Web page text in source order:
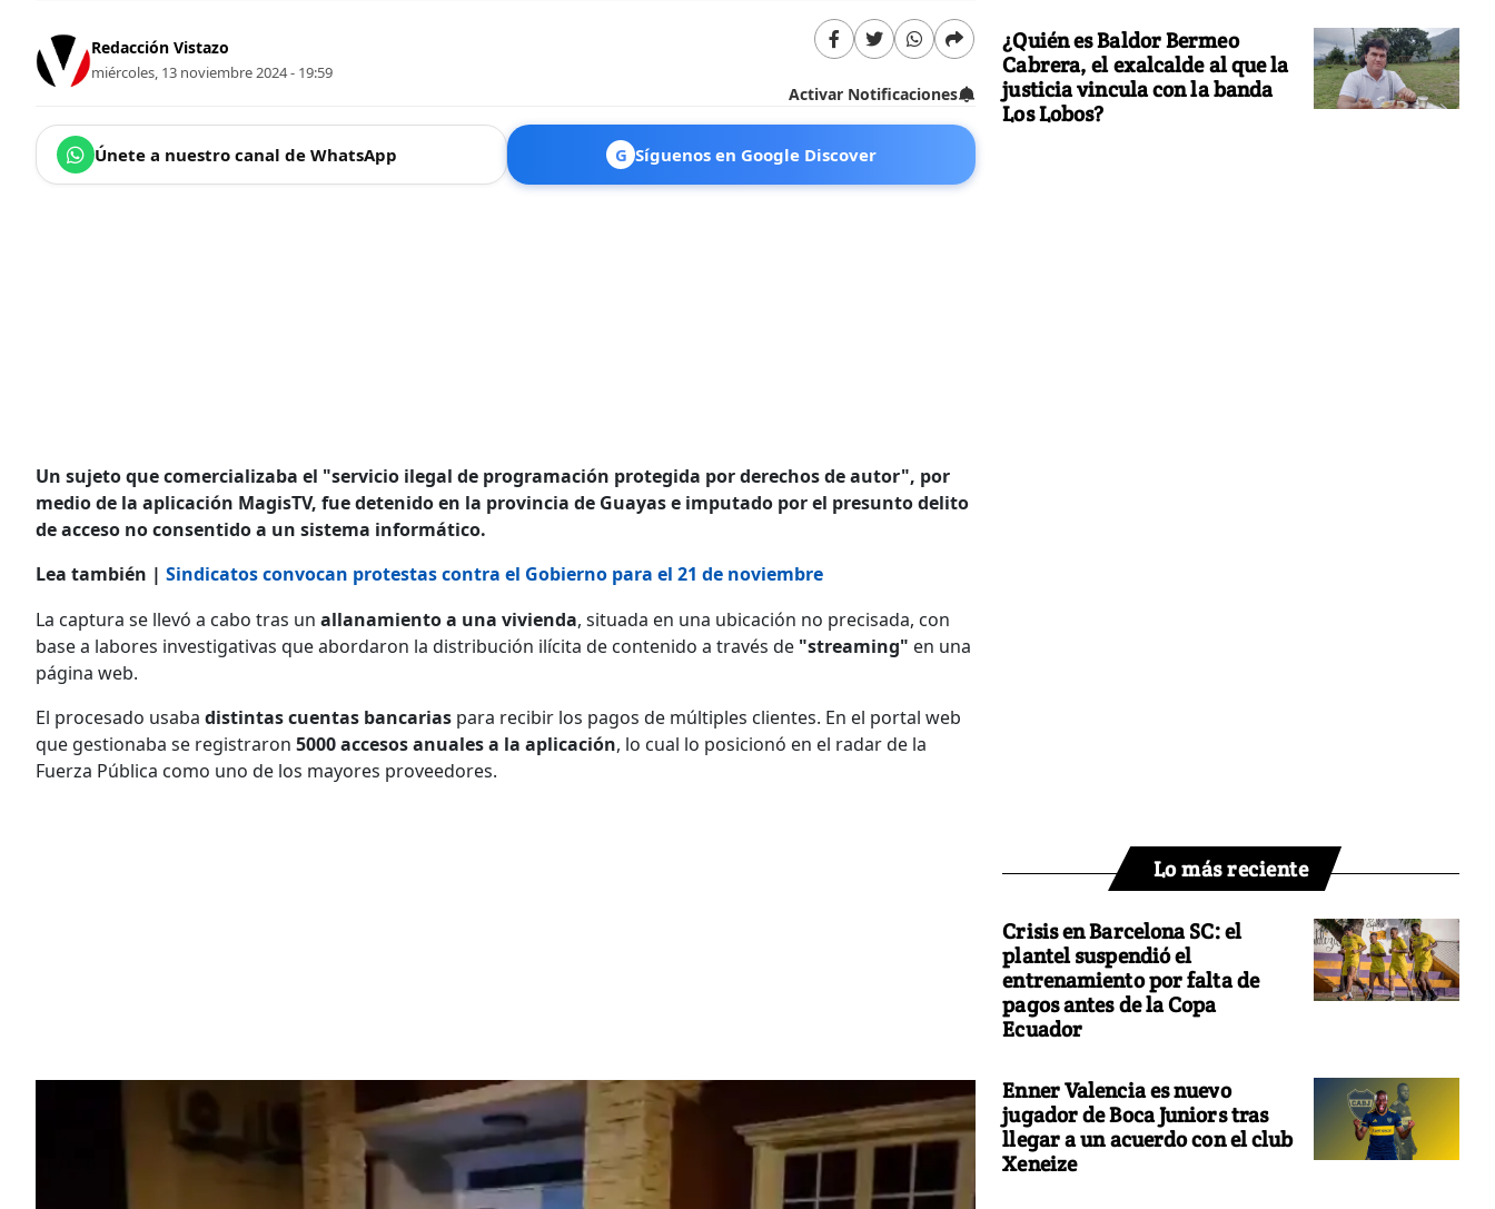
Redacción Vistazo
miércoles, 13 noviembre 2024 - 19:59
Activar Notificaciones
Únete a nuestro canal de WhatsApp G Síguenos en Google Discover
Un sujeto que comercializaba el "servicio ilegal de programación protegida por derechos de autor", por
medio de la aplicación MagisTV, fue detenido en la provincia de Guayas e imputado por el presunto delito
de acceso no consentido a un sistema informático.
Lea también | Sindicatos convocan protestas contra el Gobierno para el 21 de noviembre
La captura se llevó a cabo tras un allanamiento a una vivienda, situada en una ubicación no precisada, con
base a labores investigativas que abordaron la distribución ilícita de contenido a través de "streaming" en una
página web.
El procesado usaba distintas cuentas bancarias para recibir los pagos de múltiples clientes. En el portal web
que gestionaba se registraron 5000 accesos anuales a la aplicación, lo cual lo posicionó en el radar de la
Fuerza Pública como uno de los mayores proveedores.
¿Quién es Baldor Bermeo
Cabrera, el exalcalde al que la
justicia vincula con la banda
Los Lobos?
Lo más reciente
Crisis en Barcelona SC: el
plantel suspendió el
entrenamiento por falta de
pagos antes de la Copa
Ecuador
Enner Valencia es nuevo
jugador de Boca Juniors tras
llegar a un acuerdo con el club
Xeneize